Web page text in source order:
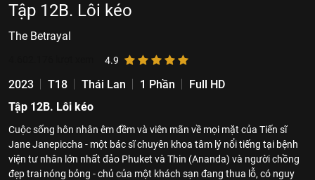
Tập 12B. Lôi kéo
The Betrayal
4.9
2023 T18 Thái Lan 1 Phần
Full HD
Tập 12B. Lôi kéo
Cuộc sống hôn nhân êm đềm và viên mãn về mọi mặt của Tiến sĩ
Jane Janepiccha - một bác sĩ chuyên khoa tâm lý nổi tiếng tại bệnh
viện tư nhân lớn nhất đảo Phuket và Thin (Ananda) và người chồng
đẹp trai nóng bỏng - chủ của một khách sạn đang thua lỗ, có nguy